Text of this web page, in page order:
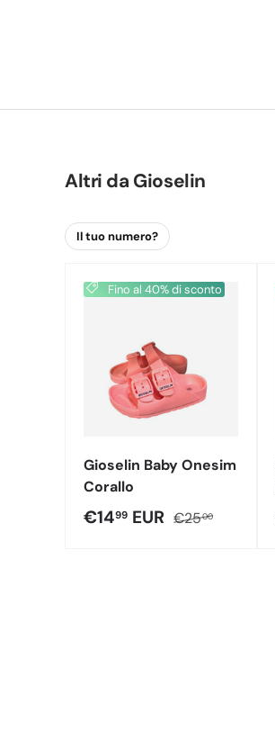
Altri da Gioselin
Fino al 40% di sconto
Gioselin Baby Onesim
Corallo
Prezzo di vendita
€1499 EUR Prezzo normale
€2500